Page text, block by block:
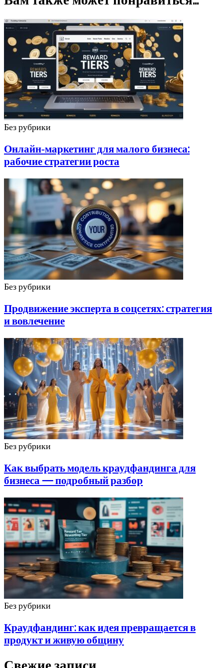
Без рубрики
Онлайн‑маркетинг для малого бизнеса:
рабочие стратегии роста
Без рубрики
Продвижение эксперта в соцсетях: стратегия
и вовлечение
Без рубрики
Как выбрать модель краудфандинга для
бизнеса — подробный разбор
Без рубрики
Краудфандинг: как идея превращается в
продукт и живую общину